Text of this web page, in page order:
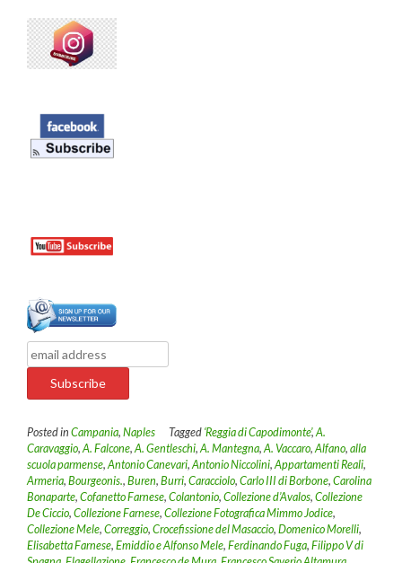
Posted in Campania, Naples Tagged ‘Reggia di Capodimonte’,A.
Caravaggio,A. Falcone,A. Gentleschi,A. Mantegna,A. Vaccaro,Alfano, alla
scuola parmense,Antonio Canevari,Antonio Niccolini,Appartamenti Reali,
Armeria, Bourgeonis., Buren, Burri, Caracciolo, Carlo III di Borbone, Carolina
Bonaparte, Cofanetto Farnese, Colantonio, Collezione d’Avalos, Collezione
De Ciccio, Collezione Farnese, Collezione Fotografica Mimmo Jodice,
Collezione Mele, Correggio, Crocefissione del Masaccio, Domenico Morelli,
Elisabetta Farnese, Emiddio e Alfonso Mele, Ferdinando Fuga, Filippo V di